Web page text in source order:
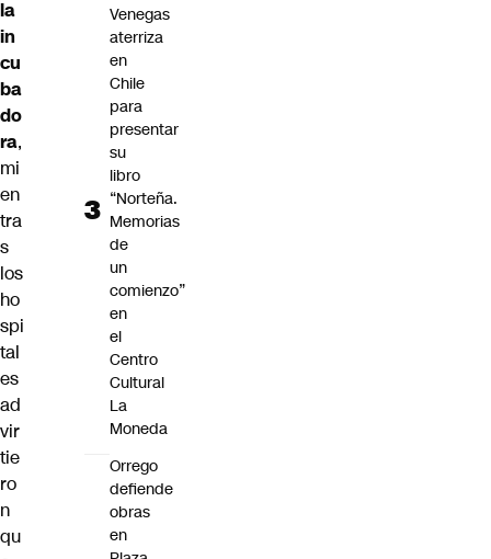
la
in
cu
ba
do
ra,
mi
en
tra
s
los
ho
spi
tal
es
ad
vir
tie
ro
n
qu
Venegas
aterriza
en
Chile
para
presentar
su
libro
“Norteña.
Memorias
de
un
comienzo”
en
el
Centro
Cultural
La
Moneda
Orrego
defiende
obras
en